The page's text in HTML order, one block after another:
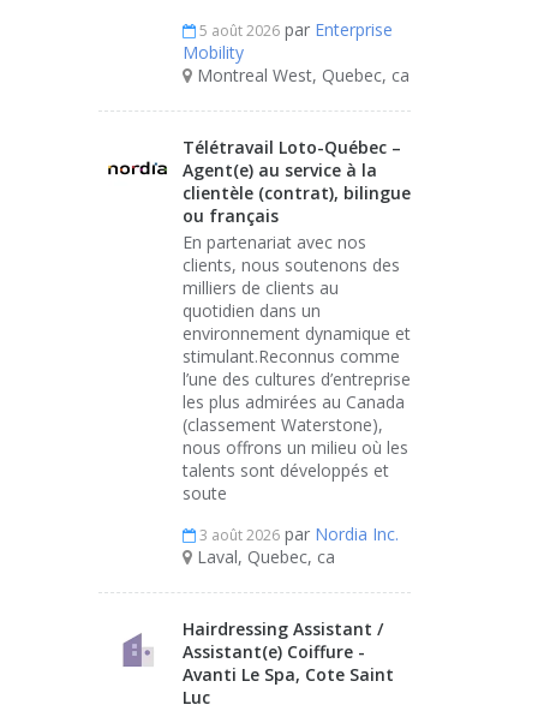
5 août 2026 par Enterprise
Mobility
Montreal West, Quebec, ca
Télétravail Loto-Québec –
Agent(e) au service à la
clientèle (contrat), bilingue
ou français
En partenariat avec nos
clients, nous soutenons des
milliers de clients au
quotidien dans un
environnement dynamique et
stimulant.Reconnus comme
l’une des cultures d’entreprise
les plus admirées au Canada
(classement Waterstone),
nous offrons un milieu où les
talents sont développés et
soute
3 août 2026 par Nordia Inc.
Laval, Quebec, ca
Hairdressing Assistant /
Assistant(e) Coiffure -
Avanti Le Spa, Cote Saint
Luc